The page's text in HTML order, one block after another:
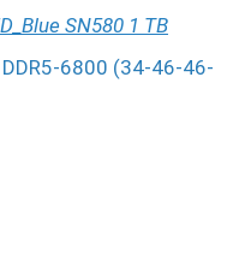
SN580 1 TB
6800 (34-46-46-